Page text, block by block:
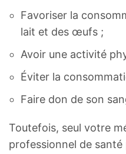
Favoriser la
lait et des œufs ;
Avoir une activité
Éviter la
Faire don de son
Toutefois, seul votre
professionnel de